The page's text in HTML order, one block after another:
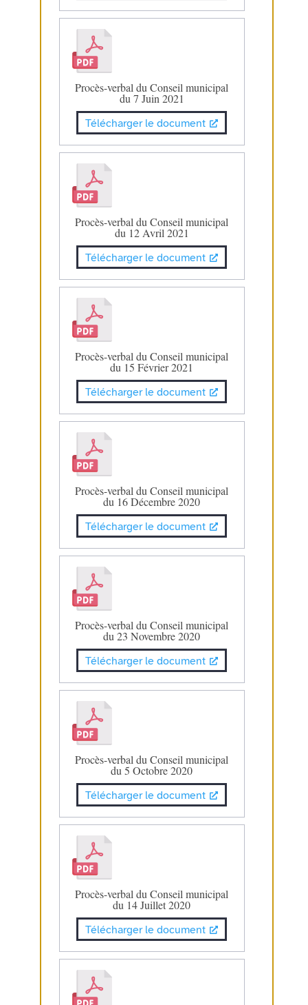
Procès-verbal du Conseil municipal
du 7 Juin 2021
Télécharger le document
Procès-verbal du Conseil municipal
du 12 Avril 2021
Télécharger le document
Procès-verbal du Conseil municipal
du 15 Février 2021
Télécharger le document
Procès-verbal du Conseil municipal
du 16 Décembre 2020
Télécharger le document
Procès-verbal du Conseil municipal
du 23 Novembre 2020
Télécharger le document
Procès-verbal du Conseil municipal
du 5 Octobre 2020
Télécharger le document
Procès-verbal du Conseil municipal
du 14 Juillet 2020
Télécharger le document